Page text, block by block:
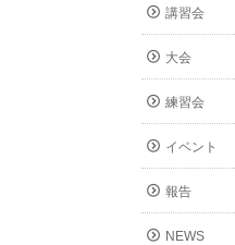
講習会
大会
練習会
イベント
報告
NEWS